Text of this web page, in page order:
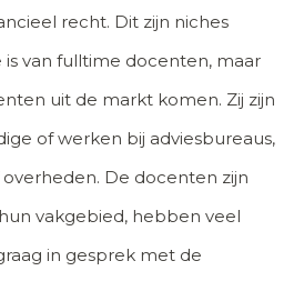
recht. Dit zijn niches
van fulltime docenten, maar
uit de markt komen. Zij zijn
of werken bij adviesbureaus,
De docenten zijn
vakgebied, hebben veel
in gesprek met de